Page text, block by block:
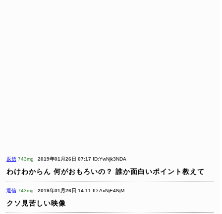
返信 743mg 2019年01月26日 07:17 ID:YwNjk3NDA
わけわからん 何がおもろいの？ 誰か面白いポイント教えて
返信 743mg 2019年01月26日 14:11 ID:AxNjE4NjM
クソ見苦しい映像